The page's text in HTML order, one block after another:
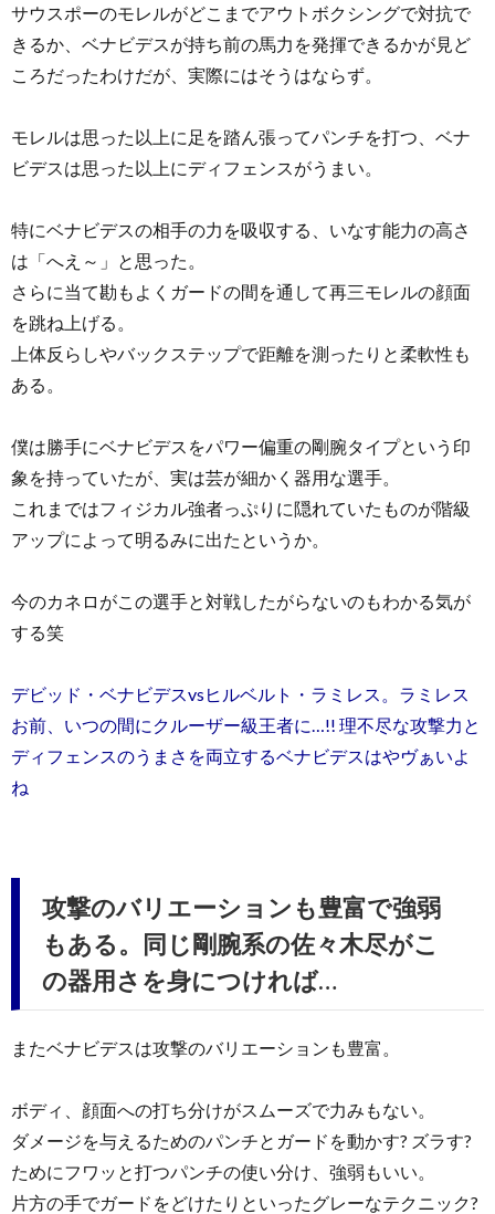
サウスポーのモレルがどこまでアウトボクシングで対抗で
きるか、ベナビデスが持ち前の馬力を発揮できるかが見ど
ころだったわけだが、実際にはそうはならず。
モレルは思った以上に足を踏ん張ってパンチを打つ、ベナ
ビデスは思った以上にディフェンスがうまい。
特にベナビデスの相手の力を吸収する、いなす能力の高さ
は「へえ～」と思った。
さらに当て勘もよくガードの間を通して再三モレルの顔面
を跳ね上げる。
上体反らしやバックステップで距離を測ったりと柔軟性も
ある。
僕は勝手にベナビデスをパワー偏重の剛腕タイプという印
象を持っていたが、実は芸が細かく器用な選手。
これまではフィジカル強者っぷりに隠れていたものが階級
アップによって明るみに出たというか。
今のカネロがこの選手と対戦したがらないのもわかる気が
する笑
デビッド・ベナビデスvsヒルベルト・ラミレス。ラミレス
お前、いつの間にクルーザー級王者に…!! 理不尽な攻撃力と
ディフェンスのうまさを両立するベナビデスはやヴぁいよ
ね
攻撃のバリエーションも豊富で強弱
もある。同じ剛腕系の佐々木尽がこ
の器用さを身につければ…
またベナビデスは攻撃のバリエーションも豊富。
ボディ、顔面への打ち分けがスムーズで力みもない。
ダメージを与えるためのパンチとガードを動かす? ズラす?
ためにフワッと打つパンチの使い分け、強弱もいい。
片方の手でガードをどけたりといったグレーなテクニック?